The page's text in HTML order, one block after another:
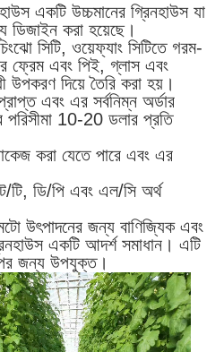
একটি উচ্চমানের গ্রিনহাউস যা
ডিজাইন করা হয়েছে।
সিটি, ওয়েফ্যাং সিটিতে গরম-
ফ্রেম এবং পিই, গ্লাস এবং
উপকরণ দিয়ে তৈরি করা হয়।
এবং এর সর্বনিম্ন অর্ডার
পরিসীমা 10-20 ডলার প্রতি
করা যেতে পারে এবং এর
টি, ডি/পি এবং এল/সি অর্থ
উৎপাদনের জন্য বাণিজ্যিক এবং
একটি আদর্শ সমাধান। এটি
জন্য উপযুক্ত।